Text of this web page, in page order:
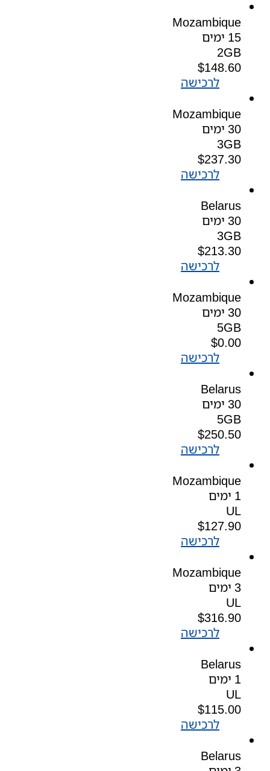
Mozambique
15 ימים
2GB
$148.60
לרכישה
Mozambique
30 ימים
3GB
$237.30
לרכישה
Belarus
30 ימים
3GB
$213.30
לרכישה
Mozambique
30 ימים
5GB
$0.00
לרכישה
Belarus
30 ימים
5GB
$250.50
לרכישה
Mozambique
1 ימים
UL
$127.90
לרכישה
Mozambique
3 ימים
UL
$316.90
לרכישה
Belarus
1 ימים
UL
$115.00
לרכישה
Belarus